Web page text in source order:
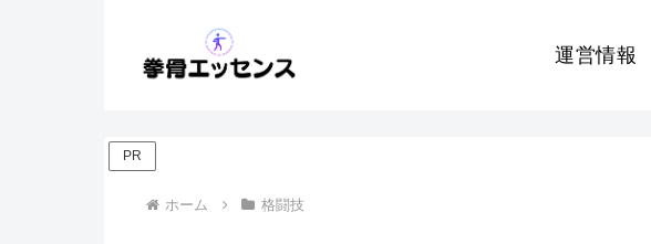
運営情報
PR
ホーム 格闘技